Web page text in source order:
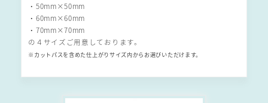
・50mm×50mm
・60mm×60mm
・70mm×70mm
の４サイズご用意しております。
※カットパスを含めた仕上がりサイズ内からお選びいただけます。